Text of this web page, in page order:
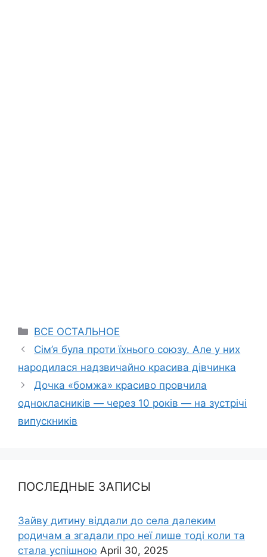
Categories
ВСЕ ОСТАЛЬНОЕ
Сім’я була проти їхнього союзу. Але у них
народилася надзвичайно красива дівчинка
Дочка «бомжа» красиво провчила
однокласників — через 10 років — на зустрічі
випускників
ПОСЛЕДНЫЕ ЗАПИСЫ
Зайву дитину віддали до села далеким
родичам а згадали про неї лише тоді коли та
стала успішною April 30, 2025